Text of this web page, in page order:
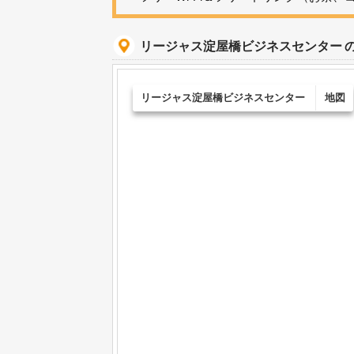
リージャス淀屋橋ビジネスセンター
リージャス淀屋橋ビジネスセンター 地図